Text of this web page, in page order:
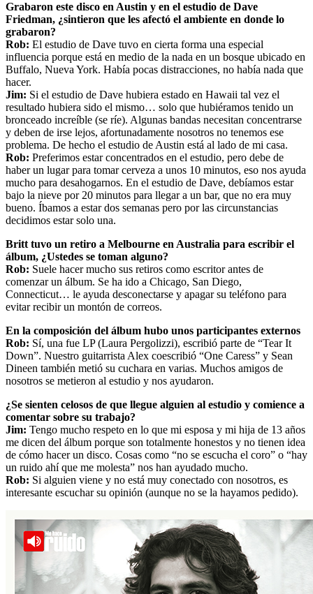
Grabaron este disco en Austin y en el estudio de Dave
Friedman, ¿sintieron que les afectó el ambiente en donde lo
grabaron?
Rob: El estudio de Dave tuvo en cierta forma una especial
influencia porque está en medio de la nada en un bosque ubicado en
Buffalo, Nueva York. Había pocas distracciones, no había nada que
hacer.
Jim: Si el estudio de Dave hubiera estado en Hawaii tal vez el
resultado hubiera sido el mismo… solo que hubiéramos tenido un
bronceado increíble (se ríe). Algunas bandas necesitan concentrarse
y deben de irse lejos, afortunadamente nosotros no tenemos ese
problema. De hecho el estudio de Austin está al lado de mi casa.
Rob: Preferimos estar concentrados en el estudio, pero debe de
haber un lugar para tomar cerveza a unos 10 minutos, eso nos ayuda
mucho para desahogarnos. En el estudio de Dave, debíamos estar
bajo la nieve por 20 minutos para llegar a un bar, que no era muy
bueno. Íbamos a estar dos semanas pero por las circunstancias
decidimos estar solo una.
Britt tuvo un retiro a Melbourne en Australia para escribir el
álbum, ¿Ustedes se toman alguno?
Rob: Suele hacer mucho sus retiros como escritor antes de
comenzar un álbum. Se ha ido a Chicago, San Diego,
Connecticut… le ayuda desconectarse y apagar su teléfono para
evitar recibir un montón de correos.
En la composición del álbum hubo unos participantes externos
Rob: Sí, una fue LP (Laura Pergolizzi), escribió parte de “Tear It
Down”. Nuestro guitarrista Alex coescribió “One Caress” y Sean
Dineen también metió su cuchara en varias. Muchos amigos de
nosotros se metieron al estudio y nos ayudaron.
¿Se sienten celosos de que llegue alguien al estudio y comience a
comentar sobre su trabajo?
Jim: Tengo mucho respeto en lo que mi esposa y mi hija de 13 años
me dicen del álbum porque son totalmente honestos y no tienen idea
de cómo hacer un disco. Cosas como “no se escucha el coro” o “hay
un ruido ahí que me molesta” nos han ayudado mucho.
Rob: Si alguien viene y no está muy conectado con nosotros, es
interesante escuchar su opinión (aunque no se la hayamos pedido).